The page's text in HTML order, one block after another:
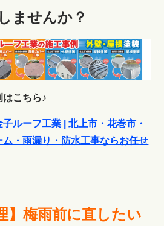
ませんか？
こちら♪
ルーフ工業 | 北上市・花巻市・
・雨漏り・防水工事ならお任せ
】梅雨前に直したい